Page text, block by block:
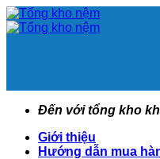
Bỏ
qua
Đến với tổng kho
Giới thiệu
Hướng dẫn mua